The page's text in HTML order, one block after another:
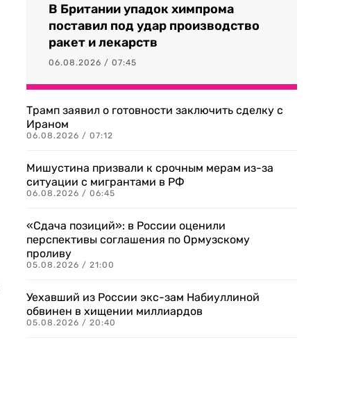
В Британии упадок химпрома
поставил под удар производство
ракет и лекарств
06.08.2026 / 07:45
Трамп заявил о готовности заключить сделку с
Ираном
06.08.2026 / 07:12
Мишустина призвали к срочным мерам из-за
ситуации с мигрантами в РФ
06.08.2026 / 06:45
«Сдача позиций»: в России оценили
перспективы соглашения по Ормузскому
проливу
05.08.2026 / 21:00
Уехавший из России экс-зам Набиуллиной
обвинен в хищении миллиардов
05.08.2026 / 20:40